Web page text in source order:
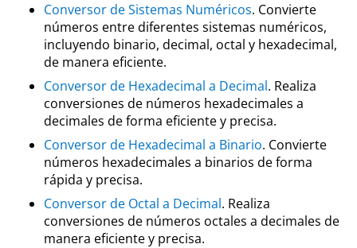
Conversor de Sistemas Numéricos. Convierte
números entre diferentes sistemas numéricos,
incluyendo binario, decimal, octal y hexadecimal,
de manera eficiente.
Conversor de Hexadecimal a Decimal. Realiza
conversiones de números hexadecimales a
decimales de forma eficiente y precisa.
Conversor de Hexadecimal a Binario. Convierte
números hexadecimales a binarios de forma
rápida y precisa.
Conversor de Octal a Decimal. Realiza
conversiones de números octales a decimales de
manera eficiente y precisa.